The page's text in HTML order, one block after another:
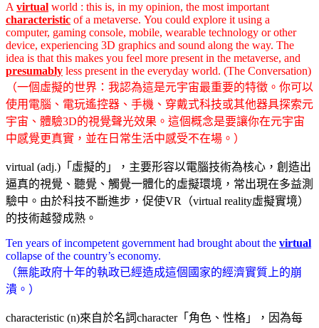
Avirtual world : this is, in my opinion, the most important
characteristic of a metaverse. You could explore it using a
computer, gaming console, mobile, wearable technology or other
device, experiencing 3D graphics and sound along the way. The
idea is that this makes you feel more present in the metaverse, and
presumably less present in the everyday world. (The Conversation)
（一個虛擬的世界：我認為這是元宇宙最重要的特徵。你可以
使用電腦、電玩遙控器、手機、穿戴式科技或其他器具探索元
宇宙、體驗3D的視覺聲光效果。這個概念是要讓你在元宇宙
中感覺更真實，並在日常生活中感受不在場。）
virtual (adj.)「虛擬的」，主要形容以電腦技術為核心，創造出
逼真的視覺、聽覺、觸覺一體化的虛擬環境，常出現在多益測
驗中。由於科技不斷進步，促使VR（virtual reality虛擬實境）
的技術越發成熟。
Ten years of incompetent government had brought about the virtual
collapse of the country’s economy.
（無能政府十年的執政已經造成這個國家的經濟實質上的崩
潰。）
characteristic (n)來自於名詞character「角色、性格」，因為每